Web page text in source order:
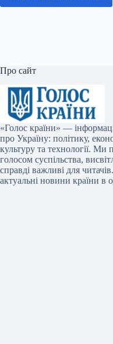
Про сайт
«Голос країни» —
про Україну: політику,
культуру та технології. Ми
голосом суспільства,
справді важливі для
актуальні новини країни в